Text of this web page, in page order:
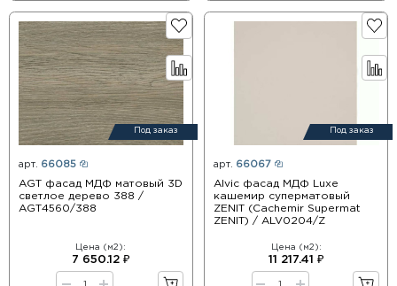
Под заказ
арт. 66085
AGT фасад МДФ матовый 3D
светлое дерево 388 /
AGT4560/388
Цена (м2):
7 650.12 ₽
Под заказ
арт. 66067
Alvic фасад МДФ Luxe
кашемир суперматовый
ZENIT (Cachemir Supermat
ZENIT) / ALV0204/Z
Цена (м2):
11 217.41 ₽